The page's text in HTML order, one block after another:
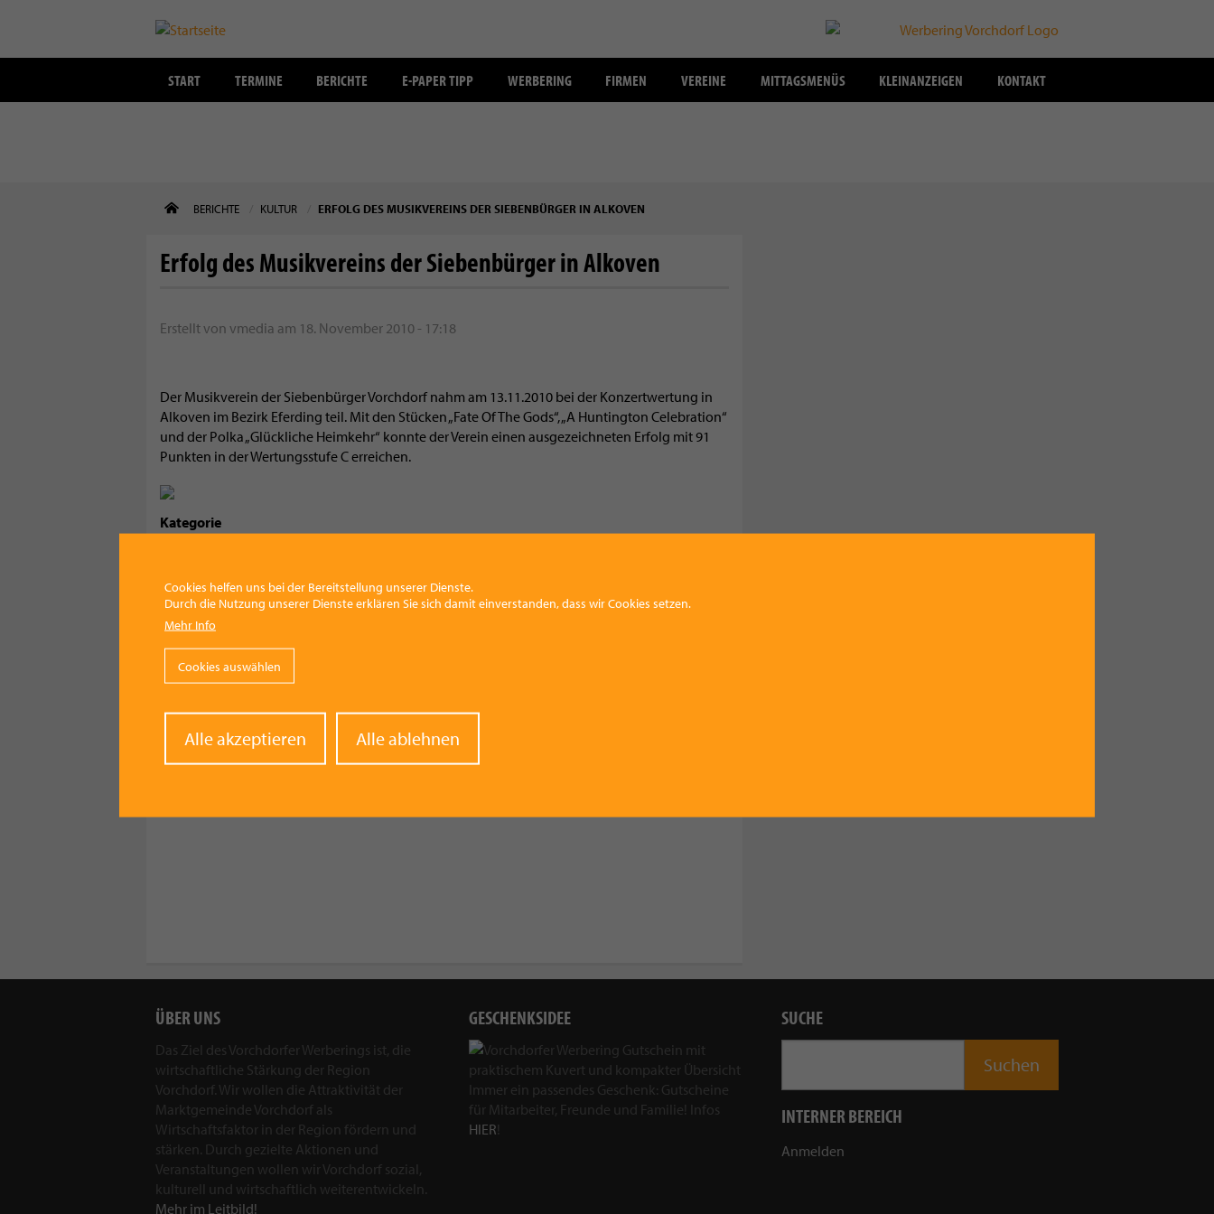
START TERMINE BERICHTE E-PAPER TIPP WERBERING FIRMEN VEREINE MITTAGSMENÜS KLEINANZEIGEN KONTAKT
BERICHTE KULTUR ERFOLG DES MUSIKVEREINS DER SIEBENBÜRGER IN ALKOVEN
Erfolg des Musikvereins der Siebenbürger in Alkoven
Erstellt von vmedia am 18. November 2010 - 17:18
Der Musikverein der Siebenbürger Vorchdorf nahm am 13.11.2010 bei der Konzertwertung in
Alkoven im Bezirk Eferding teil. Mit den Stücken „Fate Of The Gods“, „A Huntington Celebration“
und der Polka „Glückliche Heimkehr“ konnte der Verein einen ausgezeichneten Erfolg mit 91
Punkten in der Wertungsstufe C erreichen.
Kategorie
Musikverein Siebenbürger Vorchdorf
Facebook
Pinterest
X WhatsApp
ÜBER UNS
Das Ziel des Vorchdorfer Werberings ist, die
wirtschaftliche Stärkung der Region
Vorchdorf. Wir wollen die Attraktivität der
Marktgemeinde Vorchdorf als
Wirtschaftsfaktor in der Region fördern und
stärken. Durch gezielte Aktionen und
Veranstaltungen wollen wir Vorchdorf sozial,
kulturell und wirtschaftlich weiterentwickeln.
Mehr im Leitbild!
GESCHENKSIDEE
Immer ein passendes Geschenk: Gutscheine
für Mitarbeiter, Freunde und Familie! Infos
HIER!
SUCHE
INTERNER BEREICH
Anmelden
Cookies helfen uns bei der Bereitstellung unserer Dienste.
Durch die Nutzung unserer Dienste erklären Sie sich damit einverstanden, dass wir Cookies setzen.
Mehr Info
Cookies auswählen
Alle akzeptieren
Withdraw
Alle ablehnen